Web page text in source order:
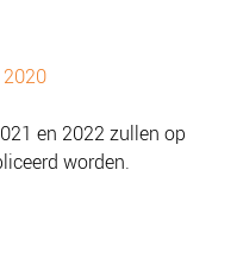
en 2022 zullen op
worden.